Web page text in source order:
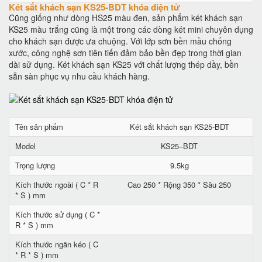
Két sắt khách sạn KS25-BDT khóa điện tử
Cũng giống như dòng HS25 màu đen, sản phẩm két khách sạn
KS25 màu trắng cũng là một trong các dòng két mini chuyên dụng
cho khách sạn được ưa chuộng. Với lớp sơn bền mầu chống
xước, công nghệ sơn tiên tiến đảm bảo bền đẹp trong thời gian
dài sử dụng. Két khách sạn KS25 với chất lượng thép dầy, bền
sẵn sàn phục vụ nhu cầu khách hàng.
Tên sản phẩm
Két sắt khách sạn KS25-BDT
Model
KS25–BDT
Trọng lượng
9.5kg
Kích thước ngoài ( C * R
* S ) mm
Cao 250 * Rộng 350 * Sâu 250
Kích thước sử dụng ( C *
R * S ) mm
Kích thước ngăn kéo ( C
* R * S ) mm